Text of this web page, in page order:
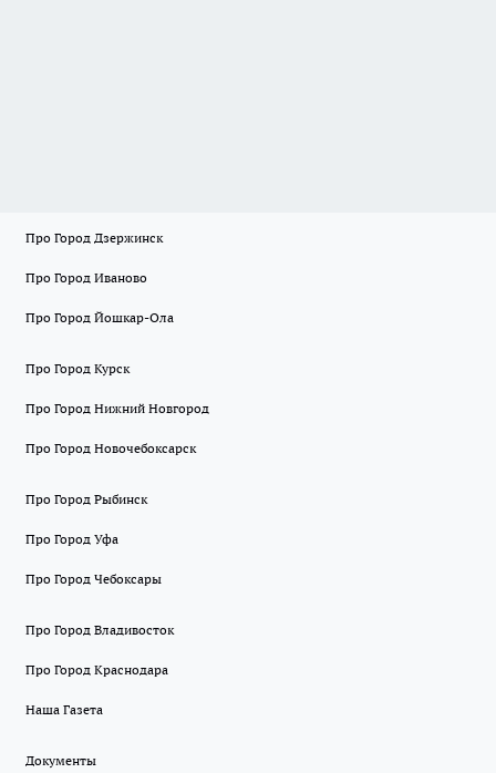
Про Город Дзержинск
Про Город Иваново
Про Город Йошкар-Ола
Про Город Курск
Про Город Нижний Новгород
Про Город Новочебоксарск
Про Город Рыбинск
Про Город Уфа
Про Город Чебоксары
Про Город Владивосток
Про Город Краснодара
Наша Газета
Документы